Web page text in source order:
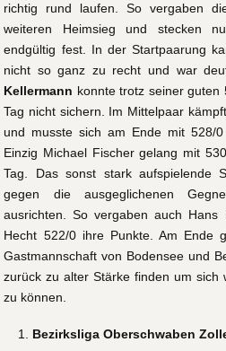
richtig rund laufen. So vergaben
weiteren Heimsieg und stecken
endgültig fest. In der Startpaarung
nicht so ganz zu recht und war
Kellermann konnte trotz seiner guten
Tag nicht sichern. Im Mittelpaar
und musste sich am Ende mit 528/
Einzig Michael Fischer gelang mit
Tag. Das sonst stark aufspielende
gegen die ausgeglichenen
ausrichten. So vergaben auch
Hecht 522/0 ihre Punkte. Am Ende
Gastmannschaft von Bodensee und
zurück zu alter Stärke finden um sich
zu können.
Bezirksliga Oberschwaben